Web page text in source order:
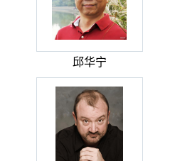
邱华宁